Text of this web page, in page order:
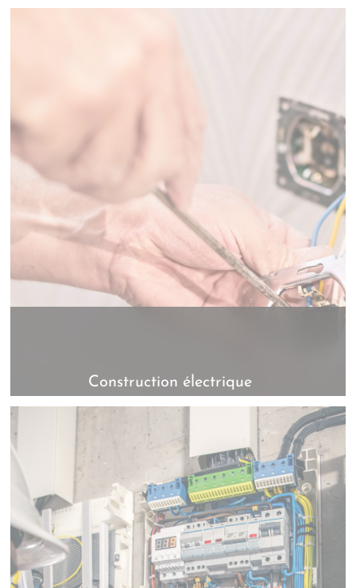
Construction électrique